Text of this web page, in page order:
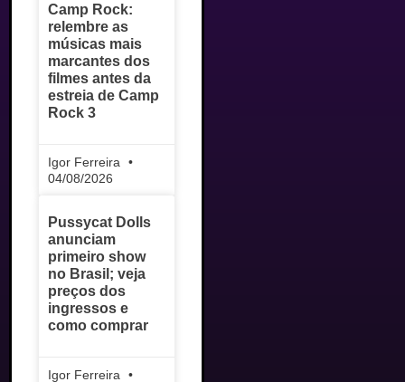
Camp Rock:
relembre as
músicas mais
marcantes dos
filmes antes da
estreia de Camp
Rock 3
Igor Ferreira
04/08/2026
Pussycat Dolls
anunciam
primeiro show
no Brasil; veja
preços dos
ingressos e
como comprar
Igor Ferreira